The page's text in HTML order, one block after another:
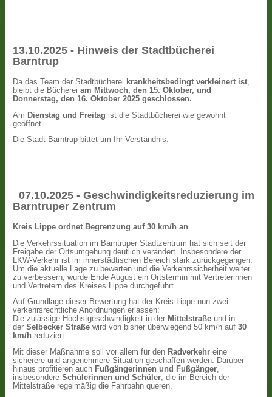
13.10.2025 - Hinweis der Stadtbücherei
Barntrup
Da das Team der Stadtbücherei krankheitsbedingt verkleinert ist,
bleibt die Büchereiam Mittwoch, den 15. Oktober, und
Donnerstag, den 16. Oktober 2025 geschlossen.
Am Dienstag und Freitag ist die Stadtbücherei wie gewohnt
geöffnet.
Die Stadt Barntrup bittet um Ihr Verständnis.
07.10.2025 - Geschwindigkeitsreduzierung im
Barntruper Zentrum
Kreis Lippe ordnet Begrenzung auf 30 km/h an
Die Verkehrssituation im Barntruper Stadtzentrum hat sich seit der
Freigabe der Ortsumgehung deutlich verändert. Insbesondere der
LKW-Verkehr ist im innerstädtischen Bereich stark zurückgegangen.
Um die aktuelle Lage zu bewerten und die Verkehrssicherheit weiter
zu verbessern, wurde Ende August ein Ortstermin mit Vertreterinnen
und Vertretern des Kreises Lippe durchgeführt.
Auf Grundlage dieser Bewertung hat der Kreis Lippe nun zwei
verkehrsrechtliche Anordnungen erlassen:
Die zulässige Höchstgeschwindigkeit in der Mittelstraße und in
derSelbecker Straße wird von bisher überwiegend 50 km/h auf30
km/h reduziert.
Mit dieser Maßnahme soll vor allem für den Radverkehr eine
sicherere und angenehmere Situation geschaffen werden. Darüber
hinaus profitieren auch Fußgängerinnen und Fußgänger
insbesondereSchülerinnen und Schüler , die im Bereich der
Mittelstraße regelmäßig die Fahrbahn queren.